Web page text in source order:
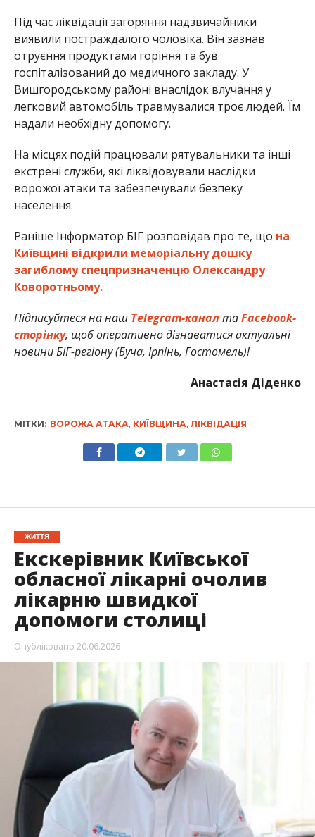
Під час ліквідації загоряння надзвичайники
виявили постраждалого чоловіка. Він зазнав
отруєння продуктами горіння та був
госпіталізований до медичного закладу. У
Вишгородському районі внаслідок влучання у
легковий автомобіль травмувалися троє людей. Їм
надали необхідну допомогу.
На місцях подій працювали рятувальники та інші
екстрені служби, які ліквідовували наслідки
ворожої атаки та забезпечували безпеку
населення.
Раніше Інформатор БІГ розповідав про те, що на
Київщині відкрили меморіальну дошку
загиблому спецпризначенцю Олександру
Коворотньому.
Підписуйтеся на наш Telegram-каналтаFacebook-
сторінку, щоб оперативно дізнаватися актуальні
новини БІГ-регіону (Буча, Ірпінь, Гостомель)!
Анастасія Діденко
МІТКИ: ВОРОЖА АТАКА, КИЇВЩИНА, ЛІКВІДАЦІЯ
ЖИТТЯ
Екскерівник Київської
обласної лікарні очолив
лікарню швидкої
допомоги столиці
Опубліковано 20.06.2026